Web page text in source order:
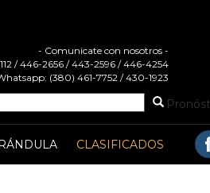
- Comunicate con nosotros -
/ 446-2656 / 443-2596 / 446-4254
(380) 461-7752 / 430-1923
CLASIFICADOS